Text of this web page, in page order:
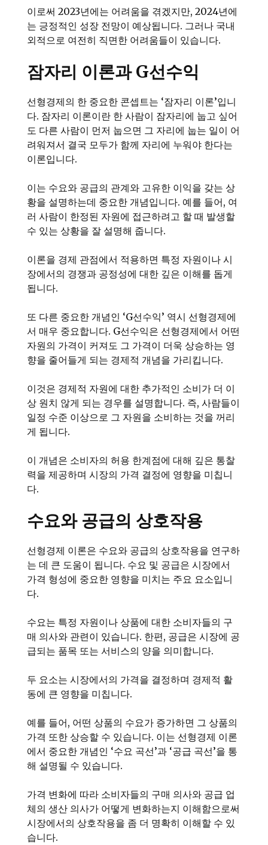
이로써 2023년에는 어려움을 겪겠지만, 2024년에
는 긍정적인 성장 전망이 예상됩니다. 그러나 국내
외적으로 여전히 직면한 어려움들이 있습니다.
잠자리 이론과 G선수익
선형경제의 한 중요한 콘셉트는 ‘잠자리 이론’입니
다. 잠자리 이론이란 한 사람이 잠자리에 눕고 싶어
도 다른 사람이 먼저 눕으면 그 자리에 눕는 일이 어
려워져서 결국 모두가 함께 자리에 누워야 한다는
이론입니다.
이는 수요와 공급의 관계와 고유한 이익을 갖는 상
황을 설명하는데 중요한 개념입니다. 예를 들어, 여
러 사람이 한정된 자원에 접근하려고 할 때 발생할
수 있는 상황을 잘 설명해 줍니다.
이론을 경제 관점에서 적용하면 특정 자원이나 시
장에서의 경쟁과 공정성에 대한 깊은 이해를 돕게
됩니다.
또 다른 중요한 개념인 ‘G선수익’ 역시 선형경제에
서 매우 중요합니다. G선수익은 선형경제에서 어떤
자원의 가격이 커져도 그 가격이 더욱 상승하는 영
향을 줄어들게 되는 경제적 개념을 가리킵니다.
이것은 경제적 자원에 대한 추가적인 소비가 더 이
상 원치 않게 되는 경우를 설명합니다. 즉, 사람들이
일정 수준 이상으로 그 자원을 소비하는 것을 꺼리
게 됩니다.
이 개념은 소비자의 허용 한계점에 대해 깊은 통찰
력을 제공하며 시장의 가격 결정에 영향을 미칩니
다.
수요와 공급의 상호작용
선형경제 이론은 수요와 공급의 상호작용을 연구하
는 데 큰 도움이 됩니다. 수요 및 공급은 시장에서
가격 형성에 중요한 영향을 미치는 주요 요소입니
다.
수요는 특정 자원이나 상품에 대한 소비자들의 구
매 의사와 관련이 있습니다. 한편, 공급은 시장에 공
급되는 품목 또는 서비스의 양을 의미합니다.
두 요소는 시장에서의 가격을 결정하며 경제적 활
동에 큰 영향을 미칩니다.
예를 들어, 어떤 상품의 수요가 증가하면 그 상품의
가격 또한 상승할 수 있습니다. 이는 선형경제 이론
에서 중요한 개념인 ‘수요 곡선’과 ‘공급 곡선’을 통
해 설명될 수 있습니다.
가격 변화에 따라 소비자들의 구매 의사와 공급 업
체의 생산 의사가 어떻게 변화하는지 이해함으로써
시장에서의 상호작용을 좀 더 명확히 이해할 수 있
습니다.